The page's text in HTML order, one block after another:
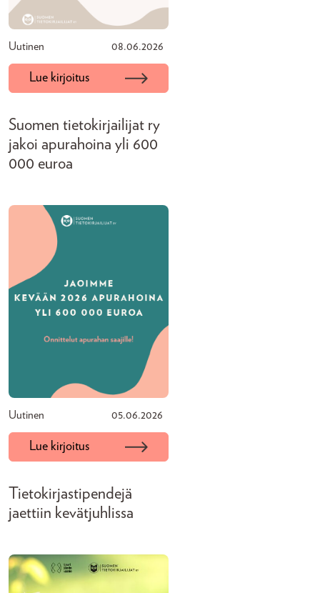
Uutinen 08.06.2026
Lue kirjoitus
Suomen tietokirjailijat ry
jakoi apurahoina yli 600
000 euroa
Uutinen 05.06.2026
Lue kirjoitus
Tietokirjastipendejä
jaettiin kevätjuhlissa